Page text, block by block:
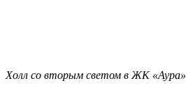
Холл со вторым светом в ЖК «Аура»